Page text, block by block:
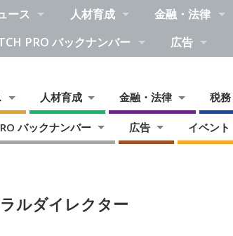
ース 人材育成 金融・法律
PRO バックナンバー 広告
人材育成 金融・法律 税
バックナンバー 広告 イベント
ルダイレクター